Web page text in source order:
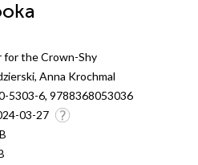
for the Crown-Shy
Anna Krochmal
5303-6, 9788368053036
03-27